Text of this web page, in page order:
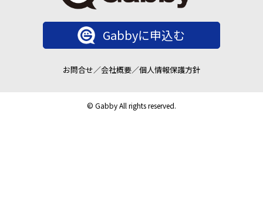
Gabbyに申込む
お問合せ／会社概要／個人情報保護方針
© Gabby All rights reserved.